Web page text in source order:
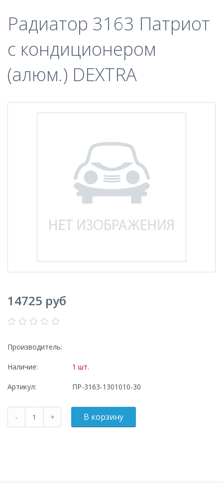
Радиатор 3163 Патриот
с кондиционером
(алюм.) DEXTRA
14725 руб
Производитель:
Наличие: 1 шт.
Артикул: ПР-3163-1301010-30